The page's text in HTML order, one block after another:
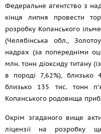
Федеральне агентство з
кінця липня провести
розробку Копанського
(Челябінська обл.,
надрах (за попередніми
млн. тонн діоксиду титану
в породі 7,62%), близько
близько 135 тис. тонн
Копанського родовища
Окрім згаданого вище
ліцензії на розробку